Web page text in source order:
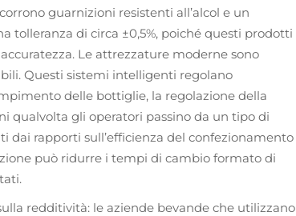
guarnizioni resistenti all’alcol e un
tolleranza di circa ±0,5%, poiché questi prodotti
Le attrezzature moderne sono
Questi sistemi intelligenti regolano
delle bottiglie, la regolazione della
qualvolta gli operatori passino da un tipo di
dai rapporti sull’efficienza del confezionamento
può ridurre i tempi di cambio formato di
redditività: le aziende bevande che utilizzano